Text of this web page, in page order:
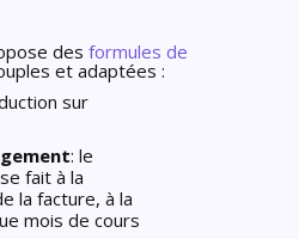
des formules de
et adaptées :
sur
: le
fait à la
la facture, à la
mois de cours